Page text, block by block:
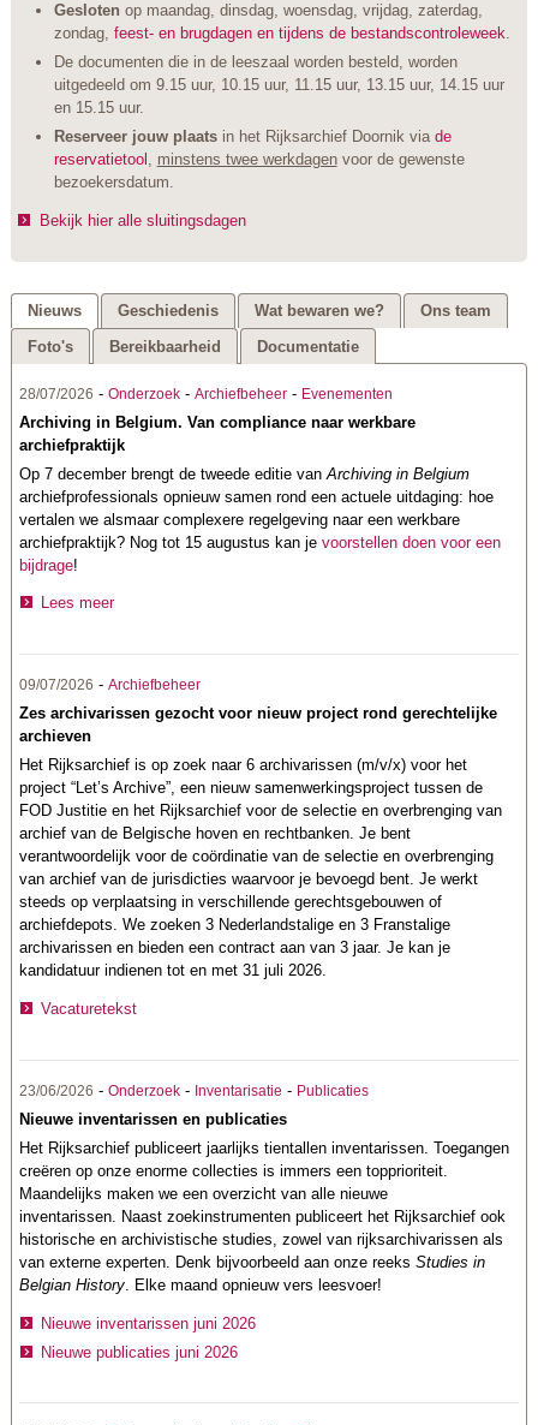
Gesloten op maandag, dinsdag, woensdag, vrijdag, zaterdag,
zondag, feest- en brugdagen en tijdens de bestandscontroleweek.
De documenten die in de leeszaal worden besteld, worden
uitgedeeld om 9.15 uur, 10.15 uur, 11.15 uur, 13.15 uur, 14.15 uur
en 15.15 uur.
Reserveer jouw plaatsin het Rijksarchief Doornik via de
reservatietool , minstens twee werkdagenvoor de gewenste
bezoekersdatum.
Bekijk hier alle sluitingsdagen
Nieuws Geschiedenis Wat bewaren we?
Ons team
Foto's
Bereikbaarheid Documentatie
28/07/2026 -Onderzoek -Archiefbeheer - Evenementen
Archiving in Belgium. Van compliance naar werkbare
archiefpraktijk
Op 7 december brengt de tweede editie vanArchiving in Belgium
archiefprofessionals opnieuw samen rond een actuele uitdaging: hoe
vertalen we alsmaar complexere regelgeving naar een werkbare
archiefpraktijk? Nog tot 15 augustus kan jevoorstellen doen voor een
bijdrage!
Lees meer
09/07/2026 -Archiefbeheer
Zes archivarissen gezocht voor nieuw project rond gerechtelijke
archieven
Het Rijksarchief is op zoek naar 6 archivarissen (m/v/x) voor het
project “Let’s Archive”, een nieuw samenwerkingsproject tussen de
FOD Justitie en het Rijksarchief voor de selectie en overbrenging van
archief van de Belgische hoven en rechtbanken. Je bent
verantwoordelijk voor de coördinatie van de selectie en overbrenging
van archief van de jurisdicties waarvoor je bevoegd bent. Je werkt
steeds op verplaatsing in verschillende gerechtsgebouwen of
archiefdepots. We zoeken 3 Nederlandstalige en 3 Franstalige
archivarissen en bieden een contract aan van 3 jaar. Je kan je
kandidatuur indienen tot en met 31 juli 2026.
Vacaturetekst
23/06/2026 -Onderzoek - Inventarisatie - Publicaties
Nieuwe inventarissen en publicaties
Het Rijksarchief publiceert jaarlijks tientallen inventarissen. Toegangen
creëren op onze enorme collecties is immers een topprioriteit.
Maandelijks maken we een overzicht van alle nieuwe
inventarissen. Naast zoekinstrumenten publiceert het Rijksarchief ook
historische en archivistische studies, zowel van rijksarchivarissen als
van externe experten. Denk bijvoorbeeld aan onze reeksStudies in
Belgian History . Elke maand opnieuw vers leesvoer!
Nieuwe inventarissen juni 2026
Nieuwe publicaties juni 2026